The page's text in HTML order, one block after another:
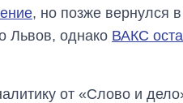
, но позже вернулся в
Львов, однако ВАКС
от «Слово и